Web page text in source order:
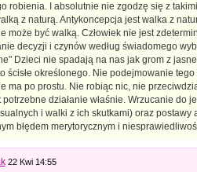
robienia. I absolutnie nie zgodzę się z
z naturą. Antykoncepcja jest walka z
może być walką. Człowiek nie jest
decyzji i czynów według świadomego
Dzieci nie spadają na nas jak grom z
ścisłe określonego. Nie podejmowanie
ma po prostu. Nie robiąc nic, nie
potrzebne działanie właśnie. Wrzucanie
i walki z ich skutkami) oraz
błędem merytorycznym i
22 Kwi 14:55